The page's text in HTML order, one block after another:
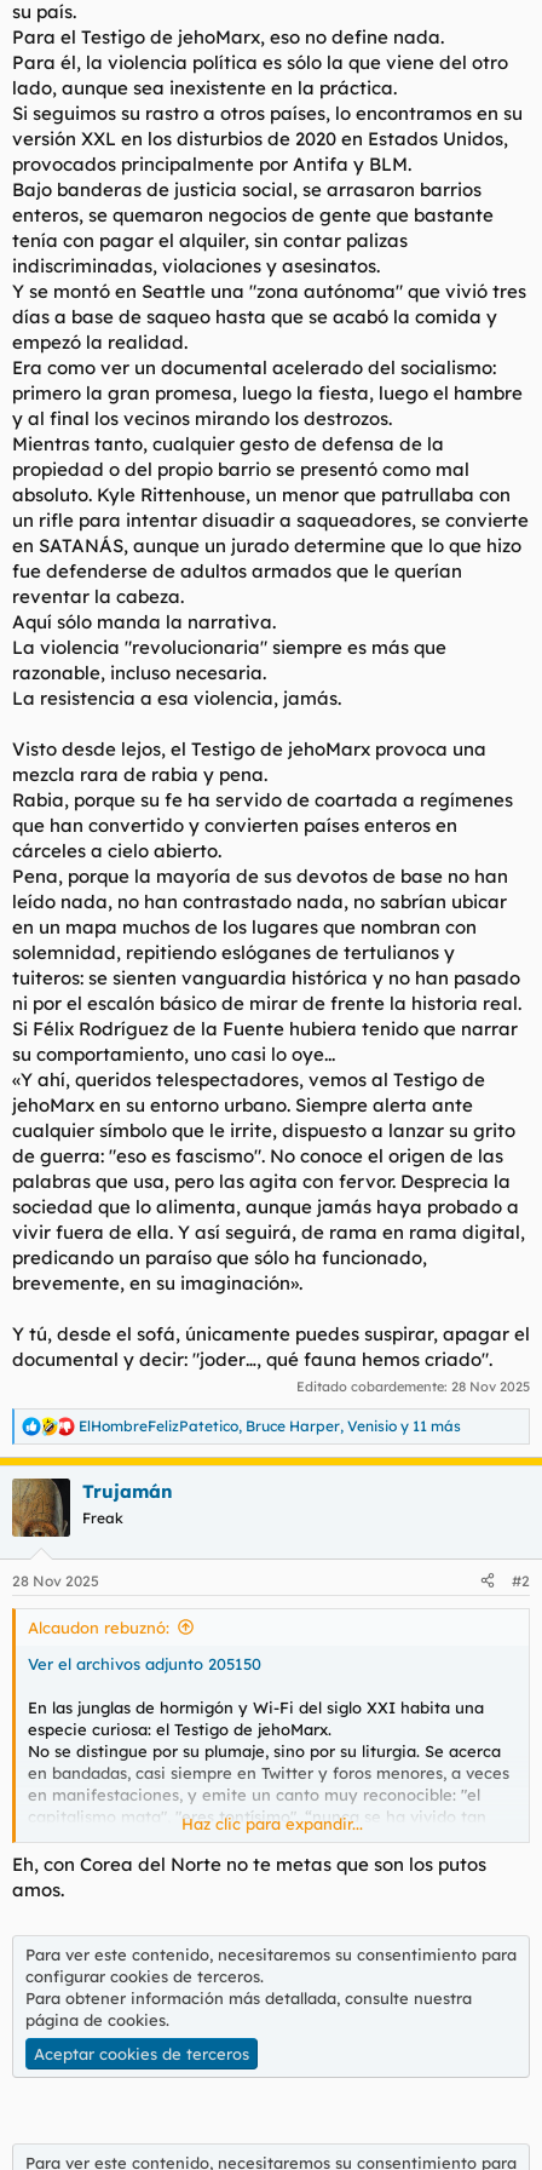
su país.
Para el Testigo de jehoMarx, eso no define nada.
Para él, la violencia política es sólo la que viene del otro
lado, aunque sea inexistente en la práctica.
Si seguimos su rastro a otros países, lo encontramos en su
versión XXL en los disturbios de 2020 en Estados Unidos,
provocados principalmente por Antifa y BLM.
Bajo banderas de justicia social, se arrasaron barrios
enteros, se quemaron negocios de gente que bastante
tenía con pagar el alquiler, sin contar palizas
indiscriminadas, violaciones y asesinatos.
Y se montó en Seattle una "zona autónoma" que vivió tres
días a base de saqueo hasta que se acabó la comida y
empezó la realidad.
Era como ver un documental acelerado del socialismo:
primero la gran promesa, luego la fiesta, luego el hambre
y al final los vecinos mirando los destrozos.
Mientras tanto, cualquier gesto de defensa de la
propiedad o del propio barrio se presentó como mal
absoluto. Kyle Rittenhouse, un menor que patrullaba con
un rifle para intentar disuadir a saqueadores, se convierte
en SATANÁS, aunque un jurado determine que lo que hizo
fue defenderse de adultos armados que le querían
reventar la cabeza.
Aquí sólo manda la narrativa.
La violencia "revolucionaria" siempre es más que
razonable, incluso necesaria.
La resistencia a esa violencia, jamás.
Visto desde lejos, el Testigo de jehoMarx provoca una
mezcla rara de rabia y pena.
Rabia, porque su fe ha servido de coartada a regímenes
que han convertido y convierten países enteros en
cárceles a cielo abierto.
Pena, porque la mayoría de sus devotos de base no han
leído nada, no han contrastado nada, no sabrían ubicar
en un mapa muchos de los lugares que nombran con
solemnidad, repitiendo eslóganes de tertulianos y
tuiteros: se sienten vanguardia histórica y no han pasado
ni por el escalón básico de mirar de frente la historia real.
Si Félix Rodríguez de la Fuente hubiera tenido que narrar
su comportamiento, uno casi lo oye...
«Y ahí, queridos telespectadores, vemos al Testigo de
jehoMarx en su entorno urbano. Siempre alerta ante
cualquier símbolo que le irrite, dispuesto a lanzar su grito
de guerra: "eso es fascismo". No conoce el origen de las
palabras que usa, pero las agita con fervor. Desprecia la
sociedad que lo alimenta, aunque jamás haya probado a
vivir fuera de ella. Y así seguirá, de rama en rama digital,
predicando un paraíso que sólo ha funcionado,
brevemente, en su imaginación».
Y tú, desde el sofá, únicamente puedes suspirar, apagar el
documental y decir: "joder…, qué fauna hemos criado".
Editado cobardemente: 28 Nov 2025
R
e
a
c
c
i
e
s
ElHombreFelizPatetico, Bruce Harper, Venisio y 11 más
Trujamán
Freak
28 Nov 2025 #2
Alcaudon rebuznó:
Ver el archivos adjunto 205150
En las junglas de hormigón y Wi-Fi del siglo XXI habita una
especie curiosa: el Testigo de jehoMarx.
No se distingue por su plumaje, sino por su liturgia. Se acerca
en bandadas, casi siempre en Twitter y foros menores, a veces
en manifestaciones, y emite un canto muy reconocible: "el
capitalismo mata", "eres tontísimo", “nunca se ha vivido tan
bien como en la URSS". Si uno se queda quieto y no hace
movimientos bruscos, puede observarlo sin peligro: está
demasiado ocupado evangelizando como para darse cuenta de
que lo estás mirando.
Su mente vive empotrada en el siglo XIX, una especie fósil que
ha llegado de milagro a 2025.
La economía ha crecido, sabemos hemos presenciado los
horrores de los regímenes, tenemos datos de absolutamente
todo…, pero él sigue leyendo el mundo con las mismas gafas
que un obrero de una novela de Dickens saliendo de una
fábrica humeante.
podía sonar a experimento.
Luego el experimento se hizo.
Haz clic para expandir...
Eh, con Corea del Norte no te metas que son los putos
amos.
Para ver este contenido, necesitaremos su consentimiento para
configurar cookies de terceros.
Para obtener información más detallada, consulte nuestra
página de cookies.
Aceptar cookies de terceros
Para ver este contenido, necesitaremos su consentimiento para